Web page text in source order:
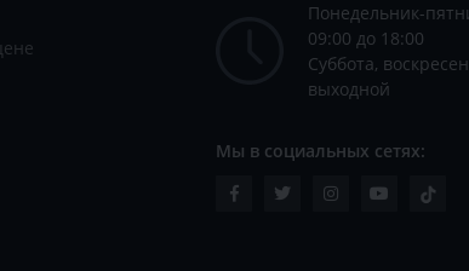
Понедельник-
09:00 до 18:00
Суббота,
выходной
Мы в социальных сетях: